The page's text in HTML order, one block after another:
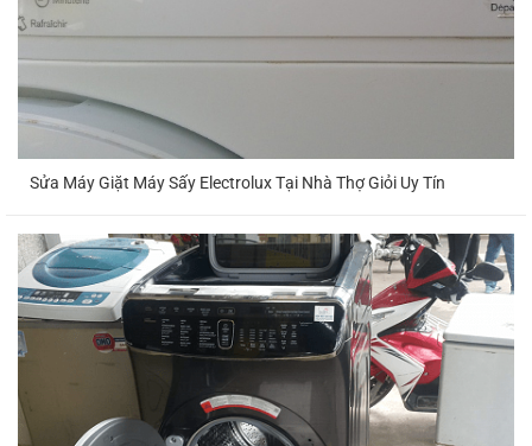
Sửa Máy Giặt Máy Sấy Electrolux Tại Nhà Thợ Giỏi Uy Tín